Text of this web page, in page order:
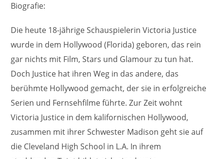
Biografie:
Die heute 18-jährige Schauspielerin Victoria Justice
wurde in dem Hollywood (Florida) geboren, das rein
gar nichts mit Film, Stars und Glamour zu tun hat.
Doch Justice hat ihren Weg in das andere, das
berühmte Hollywood gemacht, der sie in erfolgreiche
Serien und Fernsehfilme führte. Zur Zeit wohnt
Victoria Justice in dem kalifornischen Hollywood,
zusammen mit ihrer Schwester Madison geht sie auf
die Cleveland High School in L.A. In ihrem